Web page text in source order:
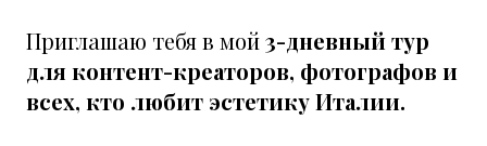
Приглашаю тебя в мой3-дневный тур
для контент-креаторов, фотографов и
всех, кто любит эстетику Италии.